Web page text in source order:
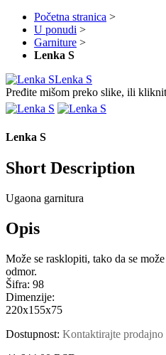
Početna stranica >
U ponudi >
Garniture >
Lenka S
Lenka S
Pređite mišom preko slike, ili
Lenka S
Short Description
Ugaona garnitura
Opis
Može se rasklopiti, tako da se
odmor.
Šifra: 98
Dimenzije:
220x155x75
Dostupnost: Kontaktirajte prodajno